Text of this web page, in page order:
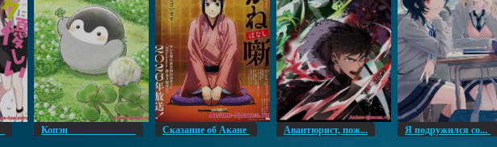
Копэн Сказание об Акане Авантюрист, пож... Я подружился со...